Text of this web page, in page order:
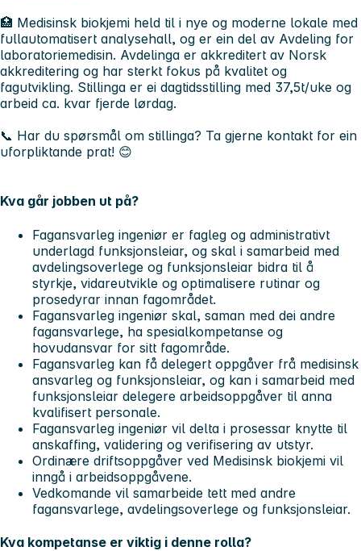
🏥 Medisinsk biokjemi held til i nye og moderne lokale med
fullautomatisert analysehall, og er ein del av Avdeling for
laboratoriemedisin. Avdelinga er akkreditert av Norsk
akkreditering og har sterkt fokus på kvalitet og
fagutvikling. Stillinga er ei dagtidsstilling med 37,5t/uke og
arbeid ca. kvar fjerde lørdag.
📞 Har du spørsmål om stillinga? Ta gjerne kontakt for ein
uforpliktande prat! 😊
Kva går jobben ut på?
Fagansvarleg ingeniør er fagleg og administrativt
underlagd funksjonsleiar, og skal i samarbeid med
avdelingsoverlege og funksjonsleiar bidra til å
styrkje, vidareutvikle og optimalisere rutinar og
prosedyrar innan fagområdet.
Fagansvarleg ingeniør skal, saman med dei andre
fagansvarlege, ha spesialkompetanse og
hovudansvar for sitt fagområde.
Fagansvarleg kan få delegert oppgåver frå medisinsk
ansvarleg og funksjonsleiar, og kan i samarbeid med
funksjonsleiar delegere arbeidsoppgåver til anna
kvalifisert personale.
Fagansvarleg ingeniør vil delta i prosessar knytte til
anskaffing, validering og verifisering av utstyr.
Ordinære driftsoppgåver ved Medisinsk biokjemi vil
inngå i arbeidsoppgåvene.
Vedkomande vil samarbeide tett med andre
fagansvarlege, avdelingsoverlege og funksjonsleiar.
Kva kompetanse er viktig i denne rolla?